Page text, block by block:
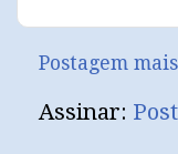
Postagem
Assinar: